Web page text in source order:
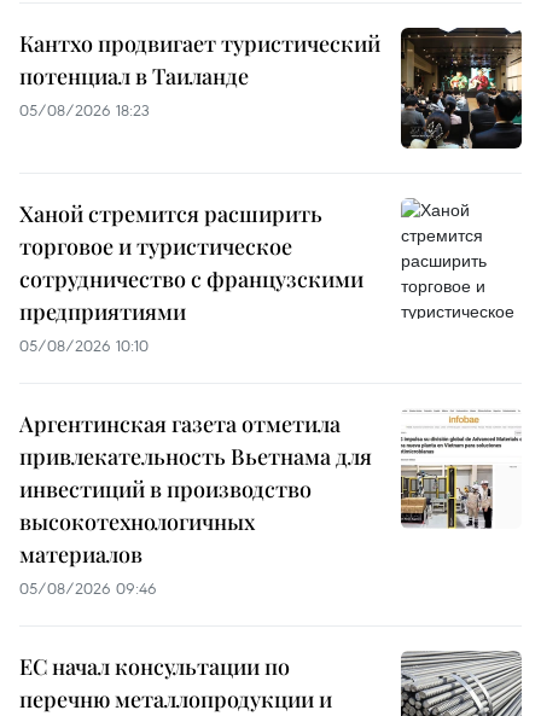
Кантхо продвигает туристический
потенциал в Таиланде
05/08/2026 18:23
Ханой стремится расширить
торговое и туристическое
сотрудничество с французскими
предприятиями
05/08/2026 10:10
Аргентинская газета отметила
привлекательность Вьетнама для
инвестиций в производство
высокотехнологичных
материалов
05/08/2026 09:46
ЕС начал консультации по
перечню металлопродукции и